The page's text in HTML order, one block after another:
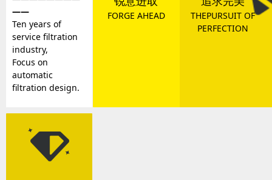
——
Ten years of
service filtration
industry,
Focus on
automatic
filtration design.
FORGE AHEAD
THEPURSUIT OF
PERFECTION